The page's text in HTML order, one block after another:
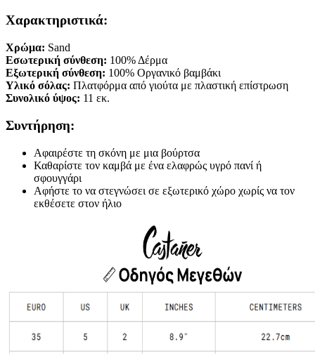
Χαρακτηριστικά:
Χρώμα: Sand
Εσωτερική σύνθεση: 100% Δέρμα
Εξωτερική σύνθεση: 100% Οργανικό βαμβάκι
Υλικό σόλας: Πλατφόρμα από γιούτα με πλαστική επίστρωση
Συνολικό ύψος: 11 εκ.
Συντήρηση:
Αφαιρέστε τη σκόνη με μια βούρτσα
Καθαρίστε τον καμβά με ένα ελαφρώς υγρό πανί ή
σφουγγάρι
Αφήστε το να στεγνώσει σε εξωτερικό χώρο χωρίς να τον
εκθέσετε στον ήλιο